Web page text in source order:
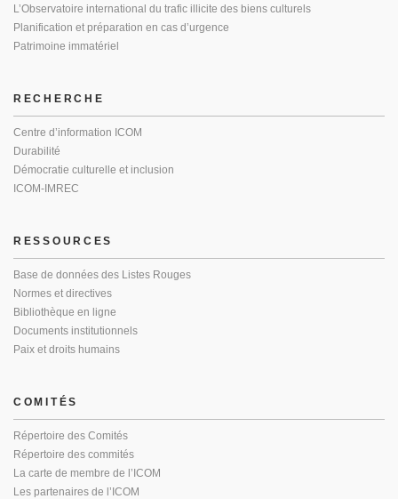
L’Observatoire international du trafic illicite des biens culturels
Planification et préparation en cas d’urgence
Patrimoine immatériel
RECHERCHE
Centre d’information ICOM
Durabilité
Démocratie culturelle et inclusion
ICOM-IMREC
RESSOURCES
Base de données des Listes Rouges
Normes et directives
Bibliothèque en ligne
Documents institutionnels
Paix et droits humains
COMITÉS
Répertoire des Comités
Répertoire des commités
La carte de membre de l’ICOM
Les partenaires de l’ICOM